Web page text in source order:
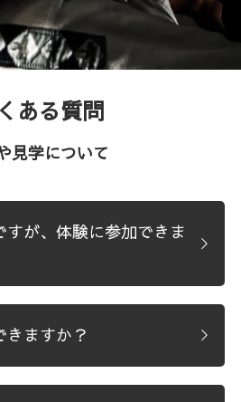
ある質問
見学について
が、体験に参加できま
ますか？